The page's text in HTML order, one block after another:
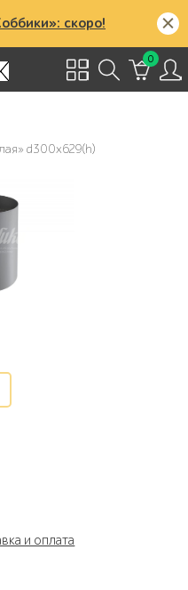
скоро!
0
d300x629(h)
и оплата